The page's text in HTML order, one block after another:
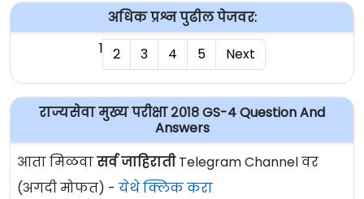
अधिक प्रश्न पुढील पेजवर:
1 2 3 4 5 Next
राज्यसेवा मुख्य परीक्षा २०१८ GS-4 Question And
Answers
आता मिळवासर्व जाहिरातीTelegram Channel वर
(अगदी मोफत) - येथे क्लिक करा